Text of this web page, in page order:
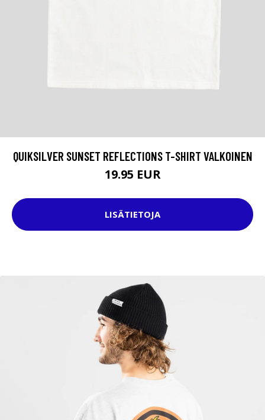
QUIKSILVER SUNSET REFLECTIONS T-SHIRT VALKOINEN
19.95 EUR
LISÄTIETOJA